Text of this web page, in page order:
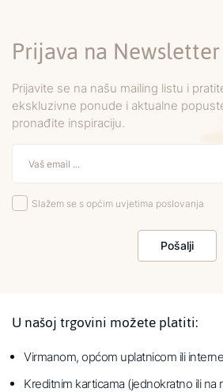
Prijava na Newsletter
Prijavite se na našu mailing listu i
ekskluzivne ponude i aktualne
pronađite inspiraciju.
Slažem se s općim uvjetima poslovanja
Pošalji
U našoj trgovini možete platiti:
Virmanom, općom uplatnicom ili
Kreditnim karticama (jednokratno ili na